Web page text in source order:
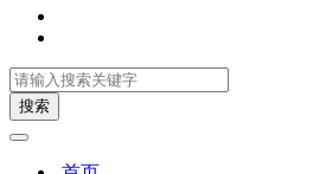
搜索